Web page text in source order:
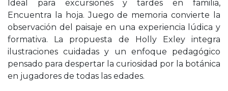
Ideal para excursiones y tardes en familia,
Encuentra la hoja. Juego de memoria convierte la
observación del paisaje en una experiencia lúdica y
formativa. La propuesta de Holly Exley integra
ilustraciones cuidadas y un enfoque pedagógico
pensado para despertar la curiosidad por la botánica
en jugadores de todas las edades.